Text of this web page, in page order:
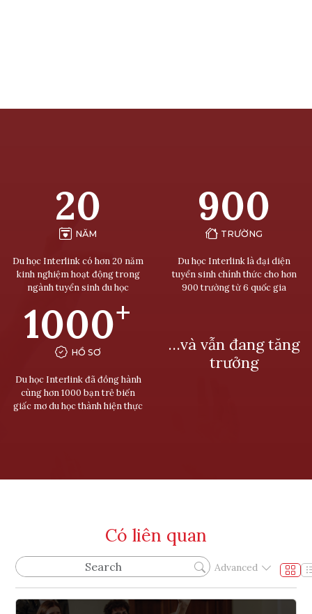
20
NĂM
Du học Interlink có hơn 20 năm
kinh nghiệm hoạt động trong
ngành tuyển sinh du học
900
TRƯỜNG
Du học Interlink là đại diện
tuyển sinh chính thức cho hơn
900 trường từ 6 quốc gia
1000+
HỒ SƠ
Du học Interlink đã đồng hành
cùng hơn 1000 bạn trẻ biến
giấc mơ du học thành hiện thực
…và vẫn đang tăng
trưởng
Có liên quan
Advanced